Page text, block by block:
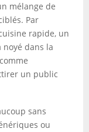
mélange de
Par
rapide, un
dans la
un public
sans
ou